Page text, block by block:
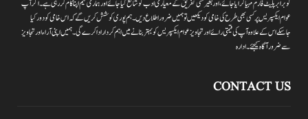
کو برابر پلیٹ فارم مہیا کرایا جائے،اور بغیر کسی تفریق کے معیاری ادب کو شائع کیا جائے اور ہماری ٹیم اپنا کام کر رہی ہے۔اگر آپ
عوام ایکسپریس پر کسی بھی طرح کی خامی کو دیکھیں تو ہمیں ضرور اطلاع دیں۔ہم پوری کوشش کریں گے کہ اس خامی کو دور کیا
جاسکے اس کے علاوہ آپ کی قیمتی رائے اور تجاویز عوام ایکسپریس کو بہتر بنانے میں اہم کردار اداکرے گی۔ہمیں اپنی آراءاور تجاویز
سے ضرور آگاہ کیجئے۔ ادارہ
CONTACT US